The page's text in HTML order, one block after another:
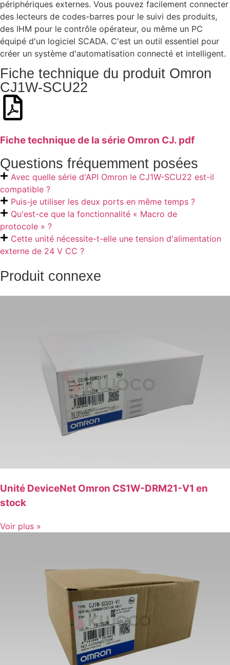
périphériques externes. Vous pouvez facilement connecter
des lecteurs de codes-barres pour le suivi des produits,
des IHM pour le contrôle opérateur, ou même un PC
équipé d'un logiciel SCADA. C'est un outil essentiel pour
créer un système d'automatisation connecté et intelligent.
Fiche technique du produit Omron
CJ1W-SCU22
Fiche technique de la série Omron CJ. pdf
Questions fréquemment posées
Avec quelle série d'API Omron le CJ1W-SCU22 est-il
compatible ?
Puis-je utiliser les deux ports en même temps ?
Qu'est-ce que la fonctionnalité « Macro de
protocole » ?
Cette unité nécessite-t-elle une tension d'alimentation
externe de 24 V CC ?
Produit connexe
Unité DeviceNet Omron CS1W-DRM21-V1 en
stock
Voir plus »